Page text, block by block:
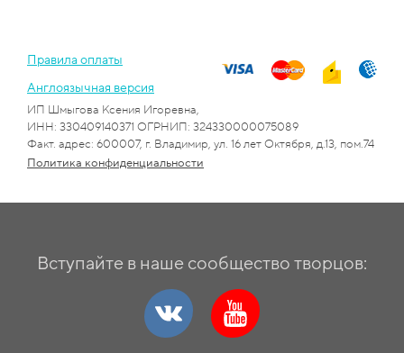
Правила оплаты
Англоязычная версия
ИП Шмыгова Ксения Игоревна,
ИНН: 330409140371 ОГРНИП: 324330000075089
Факт. адрес: 600007, г. Владимир, ул. 16 лет Октября, д.13, пом.74
Политика конфиденциальности
Вступайте в наше сообщество творцов: